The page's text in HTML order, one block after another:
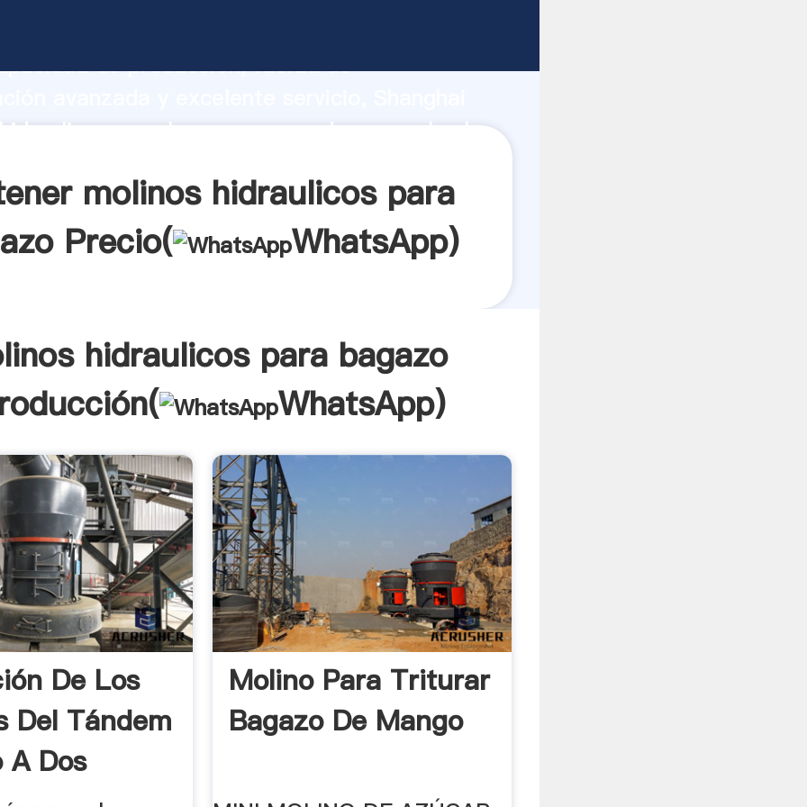
de producción, fuerza de
para bagazo proveedor crea el valor
molinos hidraulicos para
Precio(
WhatsApp)
hidraulicos para bagazo
WhatsApp)
De Los
Del Tándem
A Dos
Molino Para Triturar
Bagazo De Mango